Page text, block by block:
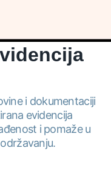
i dokumentaciji
evidencija
i pomaže u